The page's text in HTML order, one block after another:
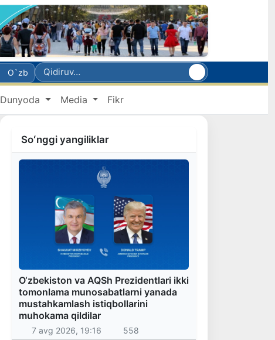
O`zb
Dunyoda Media Fikr
Soʻnggi yangiliklar
O‘zbekiston va AQSh Prezidentlari ikki
tomonlama munosabatlarni yanada
mustahkamlash istiqbollarini
muhokama qildilar
7 avg 2026, 19:16 558